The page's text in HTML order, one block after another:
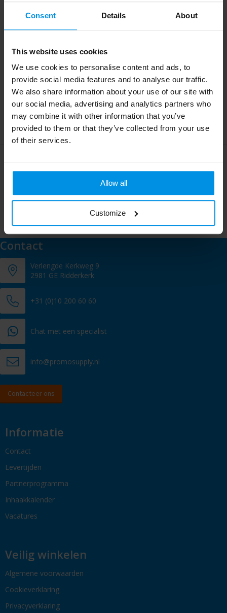
Consent Details About
This website uses cookies
We use cookies to personalise content and ads, to
provide social media features and to analyse our traffic.
We also share information about your use of our site with
our social media, advertising and analytics partners who
may combine it with other information that you’ve
provided to them or that they’ve collected from your use
of their services.
Allow all
Customize
Frameo digitale
fotolijst met wifi
Al vanaf € 72,64
4 werkdag(en)
39,62 cm met wifi
Al vanaf € 140,02
Meld je aan voor onze nieuwsbrief
onze leuke aanbiedingen of updates.
Contact
Verlengde Kerkweg 9
2981 GE Ridderkerk
+31 (0)10 200 60 60
Chat met een specialist
info@promosupply.nl
Contacteer ons
Informatie
Contact
Levertijden
Partnerprogramma
Inhaakkalender
Vacatures
Veilig winkelen
Algemene voorwaarden
Cookieverklaring
Privacyverklaring